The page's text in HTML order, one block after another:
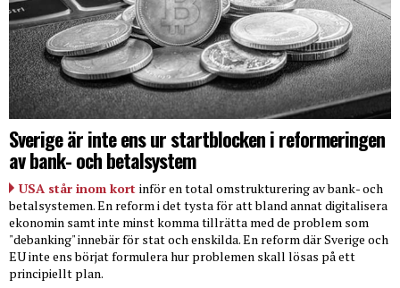
Sverige är inte ens ur startblocken i reformeringen
av bank- och betalsystem
USA står inom kort inför en total omstrukturering av bank- och
betalsystemen. En reform i det tysta för att bland annat digitalisera
ekonomin samt inte minst komma tillrätta med de problem som
"debanking" innebär för stat och enskilda. En reform där Sverige och
EU inte ens börjat formulera hur problemen skall lösas på ett
principiellt plan.